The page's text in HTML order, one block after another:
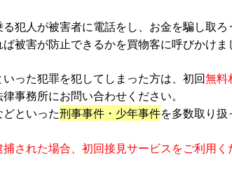
犯人が被害者に電話をし、お金を騙し取
被害が防止できるかを買物客に呼びかけま
いった犯罪を犯してしまった方は、初回無料
事務所にお問い合わせください。
といった刑事事件・少年事件を多数取り
された場合、初回接見サービスをご利用